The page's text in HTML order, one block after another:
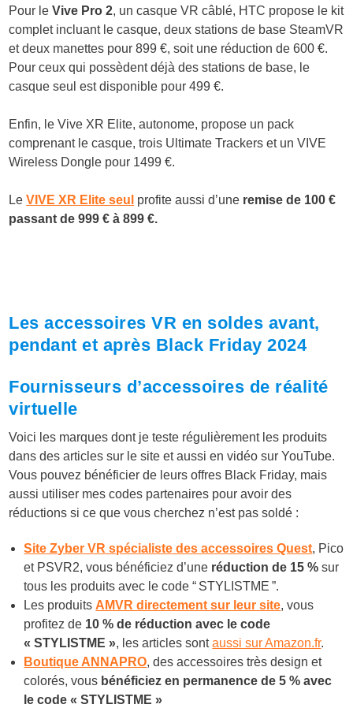
Pour leVive Pro 2, un casque VR câblé, HTC propose le kit
complet incluant le casque, deux stations de base SteamVR
et deux manettes pour 899 €, soit une réduction de 600 €.
Pour ceux qui possèdent déjà des stations de base, le
casque seul est disponible pour 499 €.
Enfin, le Vive XR Elite, autonome, propose un pack
comprenant le casque, trois Ultimate Trackers et un VIVE
Wireless Dongle pour 1499 €.
LeVIVE XR Elite seul profite aussi d’une remise de 100 €
passant de 999 € à 899 €.
Les accessoires VR en soldes avant,
pendant et après Black Friday 2024
Fournisseurs d’accessoires de réalité
virtuelle
Voici les marques dont je teste régulièrement les produits
dans des articles sur le site et aussi en vidéo sur YouTube.
Vous pouvez bénéficier de leurs offres Black Friday, mais
aussi utiliser mes codes partenaires pour avoir des
réductions si ce que vous cherchez n’est pas soldé :
Site Zyber VR spécialiste des accessoires Quest, Pico
et PSVR2, vous bénéficiez d’une réduction de 15 % sur
tous les produits avec le code “ STYLISTME ”.
Les produitsAMVR directement sur leur site, vous
profitez de 10 % de réduction avec le code
« STYLISTME », les articles sontaussi sur Amazon.fr.
Boutique ANNAPRO, des accessoires très design et
colorés, vous bénéficiez en permanence de 5 % avec
le code « STYLISTME »